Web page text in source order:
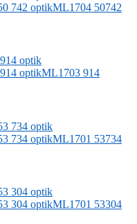
ML1704 50742
ML1703 914
ML1701 53734
ML1701 53304